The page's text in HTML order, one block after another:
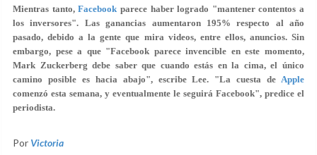
Mientras tanto,Facebook parece haber logrado "mantener contentos a
los inversores". Las ganancias aumentaron 195% respecto al año
pasado, debido a la gente que mira videos, entre ellos, anuncios. Sin
embargo, pese a que "Facebook parece invencible en este momento,
Mark Zuckerberg debe saber que cuando estás en la cima, el único
camino posible es hacia abajo", escribe Lee. "La cuesta de Apple
comenzó esta semana, y eventualmente le seguirá Facebook", predice el
periodista.
Por Victoria